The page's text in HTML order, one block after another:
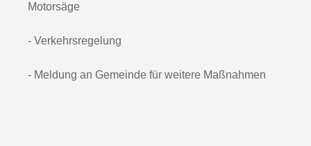
Motorsäge
- Verkehrsregelung
- Meldung an Gemeinde für weitere Maßnahmen